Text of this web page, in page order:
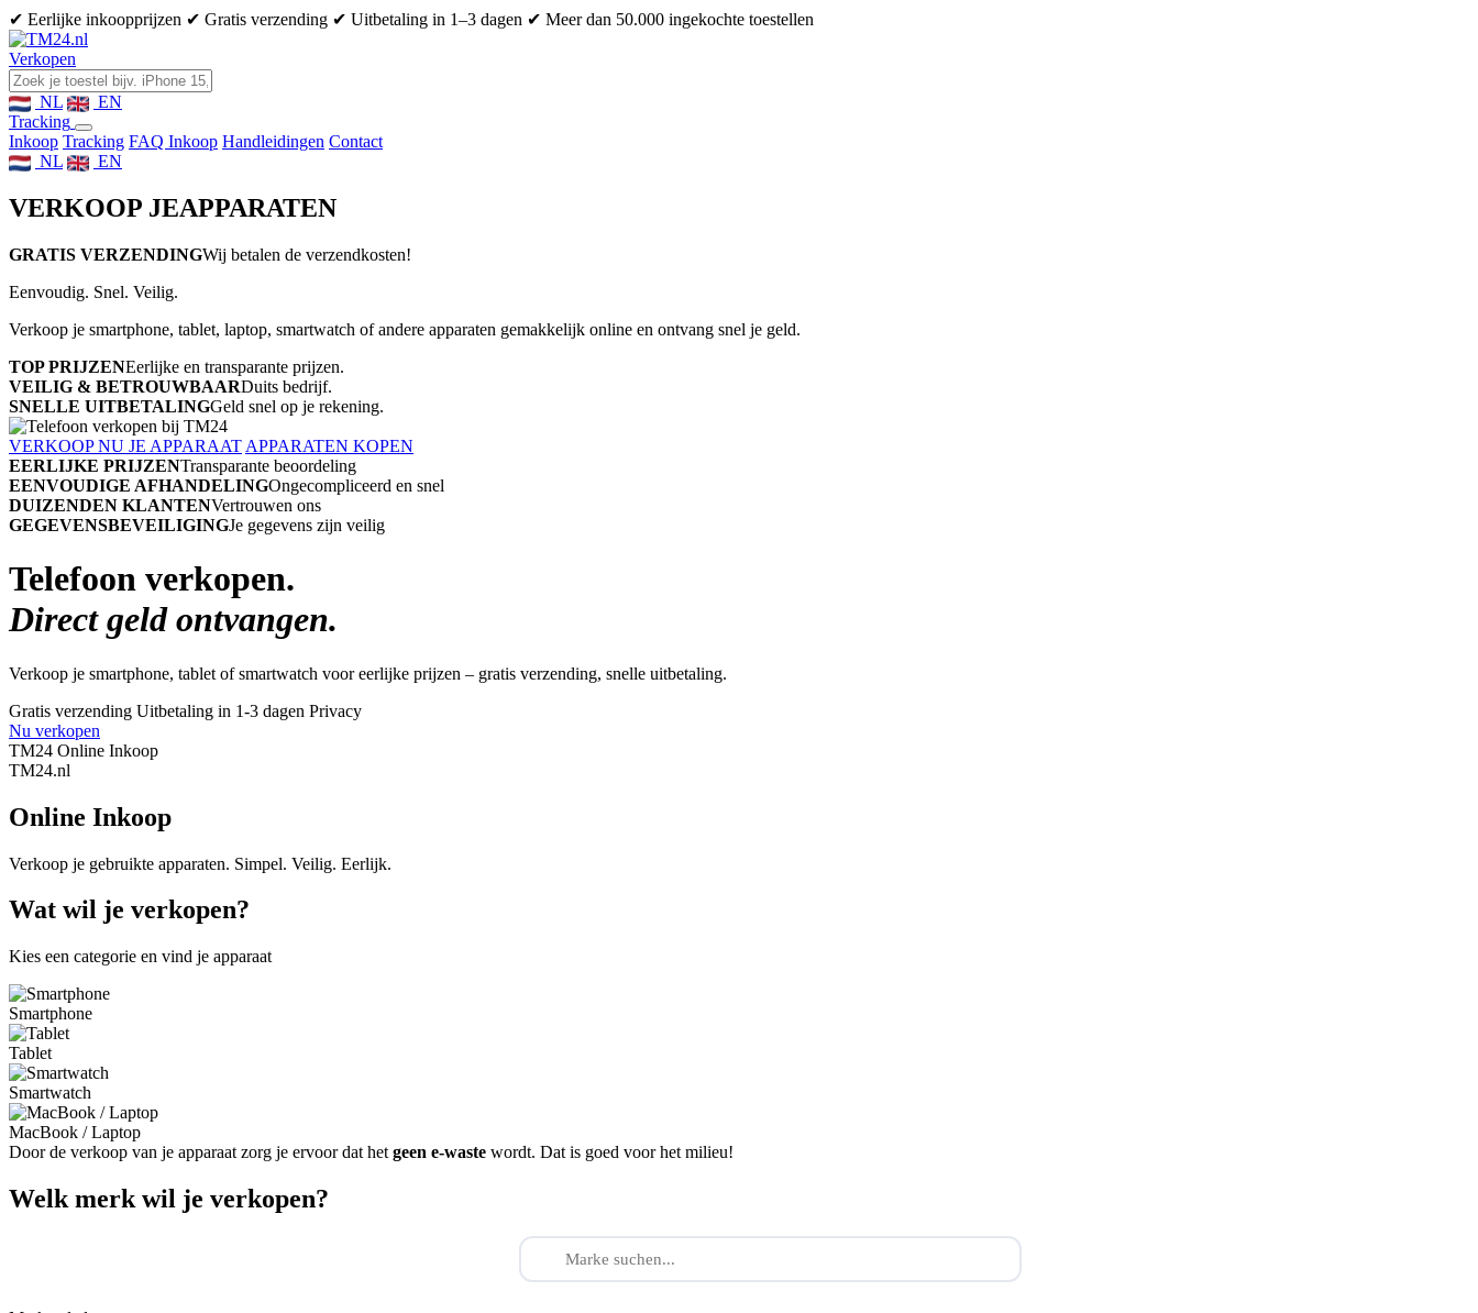
✔ Eerlijke inkoopprijzen ✔ Gratis verzending ✔ Uitbetaling in 1–3 dagen ✔ Meer dan 50.000 ingekochte toestellen
Verkopen
NL
EN
Tracking
Inkoop Tracking FAQ Inkoop Handleidingen Contact
NL
EN
VERKOOP JEAPPARATEN
GRATIS VERZENDINGWij betalen de verzendkosten!
Eenvoudig. Snel. Veilig.
Verkoop je smartphone, tablet, laptop, smartwatch of andere apparaten gemakkelijk online en ontvang snel je geld.
TOP PRIJZENEerlijke en transparante prijzen.
VEILIG & BETROUWBAARDuits bedrijf.
SNELLE UITBETALINGGeld snel op je rekening.
VERKOOP NU JE APPARAAT APPARATEN KOPEN
EERLIJKE PRIJZENTransparante beoordeling
EENVOUDIGE AFHANDELINGOngecompliceerd en snel
DUIZENDEN KLANTENVertrouwen ons
GEGEVENSBEVEILIGINGJe gegevens zijn veilig
Telefoon verkopen.
Direct geld ontvangen.
Verkoop je smartphone, tablet of smartwatch voor eerlijke prijzen – gratis verzending, snelle uitbetaling.
Gratis verzending Uitbetaling in 1-3 dagen Privacy
Nu verkopen
TM24 Online Inkoop
TM24.nl
Online Inkoop
Verkoop je gebruikte apparaten. Simpel. Veilig. Eerlijk.
Wat wil je verkopen?
Kies een categorie en vind je apparaat
Smartphone
Tablet
Smartwatch
MacBook / Laptop
Door de verkoop van je apparaat zorg je ervoor dat het geen e-waste wordt. Dat is goed voor het milieu!
Welk merk wil je verkopen?